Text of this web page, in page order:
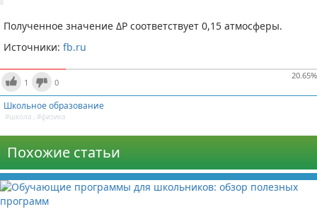
Полученное значение ΔP соответствует 0,15 атмосферы.
Источники: fb.ru
20.65%
1 0
Школьное образование
#школа , #физика
Похожие статьи